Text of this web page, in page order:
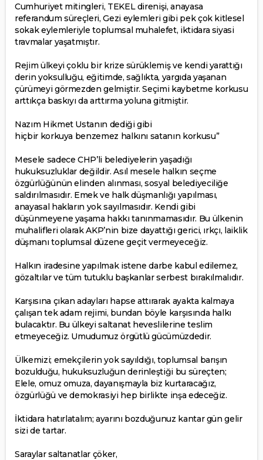
Cumhuriyet mitingleri, TEKEL direnişi, anayasa
referandum süreçleri, Gezi eylemleri gibi pek çok kitlesel
sokak eylemleriyle toplumsal muhalefet, iktidara siyasi
travmalar yaşatmıştır.
Rejim ülkeyi çoklu bir krize sürüklemiş ve kendi yarattığı
derin yoksulluğu, eğitimde, sağlıkta, yargıda yaşanan
çürümeyi görmezden gelmiştir. Seçimi kaybetme korkusu
arttıkça baskıyı da arttırma yoluna gitmiştir.
Nazım Hikmet Ustanın dediği gibi
hiçbir korkuya benzemez halkını satanın korkusu”
Mesele sadece CHP’li belediyelerin yaşadığı
hukuksuzluklar değildir. Asıl mesele halkın seçme
özgürlüğünün elinden alınması, sosyal belediyeciliğe
saldırılmasıdır. Emek ve halk düşmanlığı yapılması,
anayasal hakların yok sayılmasıdır. Kendi gibi
düşünmeyene yaşama hakkı tanınmamasıdır. Bu ülkenin
muhalifleri olarak AKP’nin bize dayattığı gerici, ırkçı, laiklik
düşmanı toplumsal düzene geçit vermeyeceğiz.
Halkın iradesine yapılmak istene darbe kabul edilemez,
gözaltılar ve tüm tutuklu başkanlar serbest bırakılmalıdır.
Karşısına çıkan adayları hapse attırarak ayakta kalmaya
çalışan tek adam rejimi, bundan böyle karşısında halkı
bulacaktır. Bu ülkeyi saltanat heveslilerine teslim
etmeyeceğiz. Umudumuz örgütlü gücümüzdedir.
Ülkemizi; emekçilerin yok sayıldığı, toplumsal barışın
bozulduğu, hukuksuzluğun derinleştiği bu süreçten;
Elele, omuz omuza, dayanışmayla biz kurtaracağız,
özgürlüğü ve demokrasiyi hep birlikte inşa edeceğiz.
İktidara hatırlatalım; ayarını bozduğunuz kantar gün gelir
sizi de tartar.
Saraylar saltanatlar çöker,